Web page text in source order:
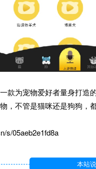
款为宠物爱好者量身打
，不管是猫咪还是狗狗，
s/05aeb2e1fd8a
本站